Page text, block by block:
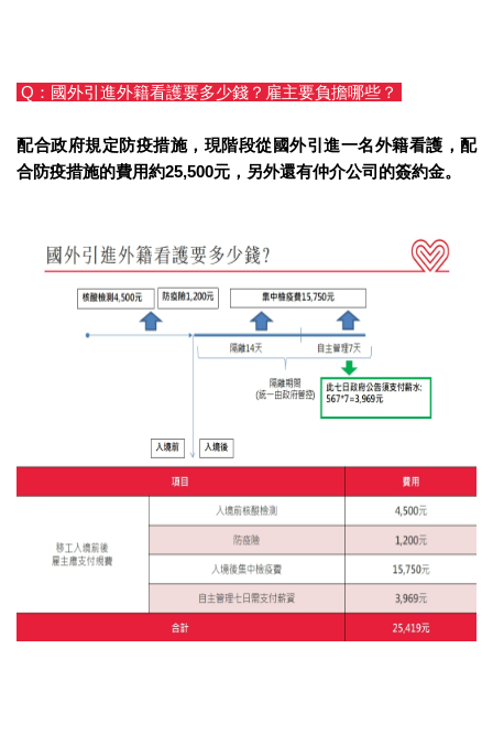
Q ：國外引進外籍看護要多少錢？雇主要負擔哪些？
配合政府規定防疫措施，現階段從國外引進一名外籍看護，配
合防疫措施的費用約25,500元，另外還有仲介公司的簽約金。